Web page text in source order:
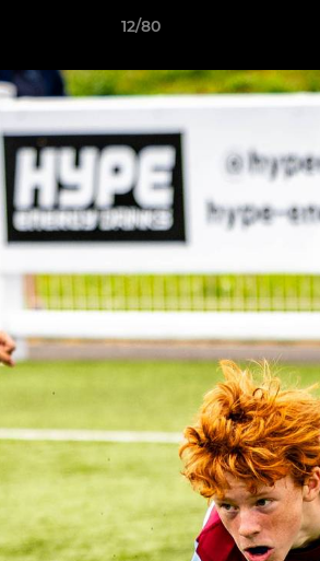
12/80